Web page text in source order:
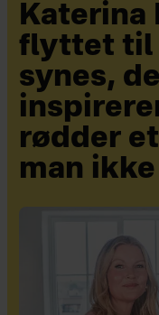
Katerina
flyttet til
synes,
rødder
man